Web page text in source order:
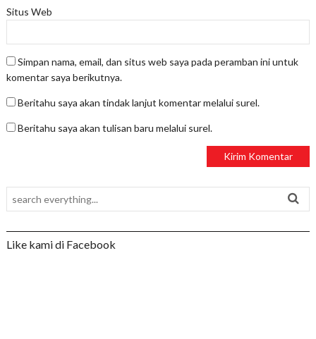
Situs Web
Simpan nama, email, dan situs web saya pada peramban ini untuk
komentar saya berikutnya.
Beritahu saya akan tindak lanjut komentar melalui surel.
Beritahu saya akan tulisan baru melalui surel.
Like kami di Facebook